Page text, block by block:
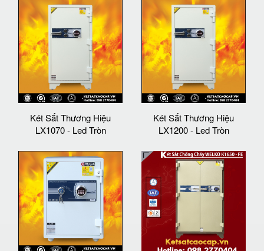
Két Sắt Thương Hiệu
LX1070 - Led Tròn
Két Sắt Thương Hiệu
LX1200 - Led Tròn